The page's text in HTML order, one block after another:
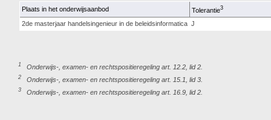
Plaats in het onderwijsaanbod Tolerantie3
2de masterjaar handelsingenieur in de beleidsinformatica J
1 Onderwijs-, examen- en rechtspositieregeling art. 12.2, lid 2.
2 Onderwijs-, examen- en rechtspositieregeling art. 15.1, lid 3.
3 Onderwijs-, examen- en rechtspositieregeling art. 16.9, lid 2.